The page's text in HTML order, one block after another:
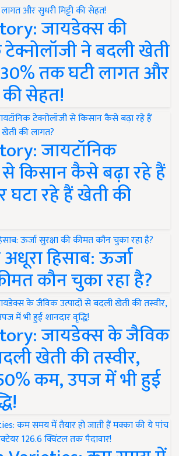
जायडेक्स की
ने बदली खेती
30% तक घटी लागत और
की सेहत!
जायटॉनिक
से किसान कैसे बढ़ा रहे हैं
घटा रहे हैं खेती की
हिसाब: ऊर्जा
कौन चुका रहा है?
जायडेक्स के जैविक
खेती की तस्वीर,
कम, उपज में भी हुई